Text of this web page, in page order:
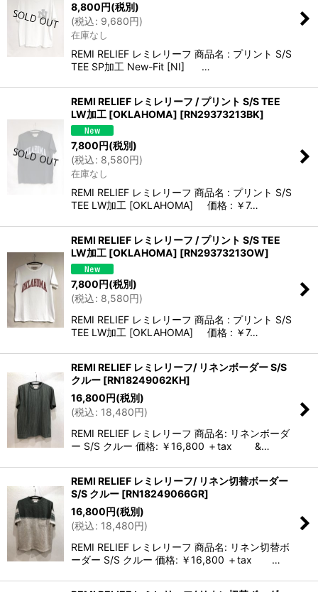
8,800円(税別)
(税込: 9,680円)
在庫なし
REMI RELIEF レミレリーフ 商品名 : プリント S/S
TEE SP加工 New-Fit [NI] …
REMI RELIEF レミレリーフ / プリント S/S TEE
LW加工 [OKLAHOMA] [RN29373213BK]
7,800円(税別)
(税込: 8,580円)
在庫なし
REMI RELIEF レミレリーフ 商品名 : プリント S/S
TEE LW加工 [OKLAHOMA] 価格 : ￥7…
REMI RELIEF レミレリーフ / プリント S/S TEE
LW加工 [OKLAHOMA] [RN29373213OW]
7,800円(税別)
(税込: 8,580円)
REMI RELIEF レミレリーフ 商品名 : プリント S/S
TEE LW加工 [OKLAHOMA] 価格 : ￥7…
REMI RELIEF レミレリーフ/ リネンボーダー S/S
クルー [RN18249062KH]
16,800円(税別)
(税込: 18,480円)
REMI RELIEF レミレリーフ 商品名: リネンボーダ
ー S/S クルー 価格: ￥16,800 ＋tax &…
REMI RELIEF レミレリーフ/ リネン切替ボーダー
S/S クルー [RN18249066GR]
16,800円(税別)
(税込: 18,480円)
REMI RELIEF レミレリーフ 商品名: リネン切替ボ
ーダー S/S クルー 価格: ￥16,800 ＋tax …